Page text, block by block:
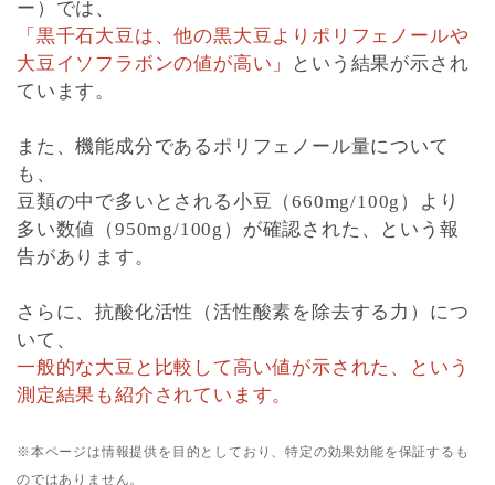
ー）では、
「黒千石大豆は、他の黒大豆よりポリフェノールや
大豆イソフラボンの値が高い」
という結果が示され
ています。
また、機能成分であるポリフェノール量について
も、
豆類の中で多いとされる小豆（660mg/100g）より
多い数値（950mg/100g）が確認された、という報
告があります。
さらに、抗酸化活性（活性酸素を除去する力）につ
いて、
一般的な大豆と比較して高い値が示された、という
測定結果も紹介されています。
※本ページは情報提供を目的としており、特定の効果効能を保証するも
のではありません。